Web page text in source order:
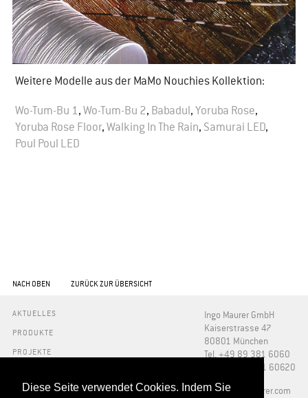
Diese Seite verwendet Cookies. Indem Sie
Weitere Modelle aus der MaMo Nouchies Kollektion:
Wo-Tum-Bu 1, Wo-Tum-Bu 2, Babadul, Yoruba Rose,
Yoruba Rose Floor, Walking In The Rain, Samurai LED,
Poul Poul LED
NACH OBEN ZURÜCK ZUR ÜBERSICHT
AKTUELLES
PRODUKTE
PROJEKTE
PRESSE
Ingo Maurer GmbH
Kaiserstrasse 47
80801 München
Tel. +49 89 381 6060
Fax +49 89 381 60620
​info@ingo-maurer.com